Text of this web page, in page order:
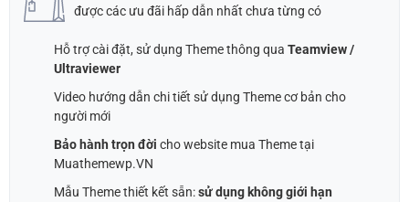
được các ưu đãi hấp dẫn nhất chưa từng có
Hỗ trợ cài đặt, sử dụng Theme thông qua Teamview /
Ultraviewer
Video hướng dẫn chi tiết sử dụng Theme cơ bản cho
người mới
Bảo hành trọn đời cho website mua Theme tại
Muathemewp.VN
Mẫu Theme thiết kết sẵn:sử dụng không giới hạn